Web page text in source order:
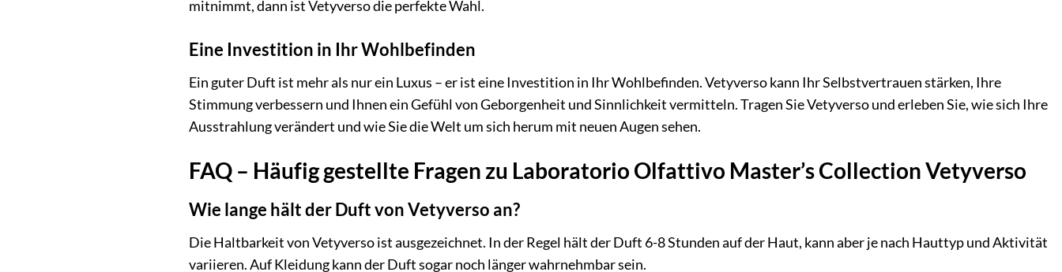
mitnimmt, dann ist Vetyverso die perfekte Wahl.
Eine Investition in Ihr Wohlbefinden
Ein guter Duft ist mehr als nur ein Luxus – er ist eine Investition in Ihr Wohlbefinden. Vetyverso kann Ihr Selbstvertrauen stärken, Ihre
Stimmung verbessern und Ihnen ein Gefühl von Geborgenheit und Sinnlichkeit vermitteln. Tragen Sie Vetyverso und erleben Sie, wie sich Ihre
Ausstrahlung verändert und wie Sie die Welt um sich herum mit neuen Augen sehen.
FAQ – Häufig gestellte Fragen zu Laboratorio Olfattivo Master’s Collection Vetyverso
Wie lange hält der Duft von Vetyverso an?
Die Haltbarkeit von Vetyverso ist ausgezeichnet. In der Regel hält der Duft 6-8 Stunden auf der Haut, kann aber je nach Hauttyp und Aktivität
variieren. Auf Kleidung kann der Duft sogar noch länger wahrnehmbar sein.